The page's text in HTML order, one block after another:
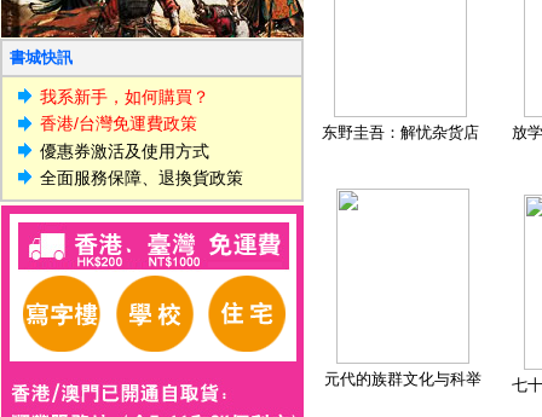
書城快訊
我系新手，如何購買？
香港/台灣免運費政策
優惠券激活及使用方式
全面服務保障、退換貨政策
东野圭吾：解忧杂货店 放
元代的族群文化与科举 七